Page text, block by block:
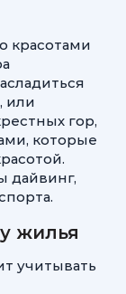
красотами
или
гор,
которые
дайвинг,
жилья
учитывать